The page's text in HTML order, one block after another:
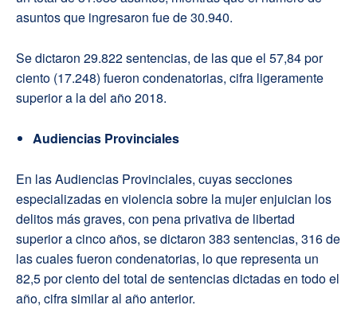
asuntos que ingresaron fue de 30.940.
Se dictaron 29.822 sentencias, de las que el 57,84 por
ciento (17.248) fueron condenatorias, cifra ligeramente
superior a la del año 2018.
Audiencias Provinciales
En las Audiencias Provinciales, cuyas secciones
especializadas en violencia sobre la mujer enjuician los
delitos más graves, con pena privativa de libertad
superior a cinco años, se dictaron 383 sentencias, 316 de
las cuales fueron condenatorias, lo que representa un
82,5 por ciento del total de sentencias dictadas en todo el
año, cifra similar al año anterior.